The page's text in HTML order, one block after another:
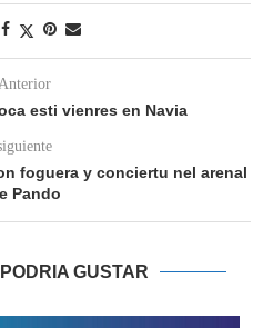
esti vienres en Navia
foguera y conciertu nel arenal
Pando
GUSTAR